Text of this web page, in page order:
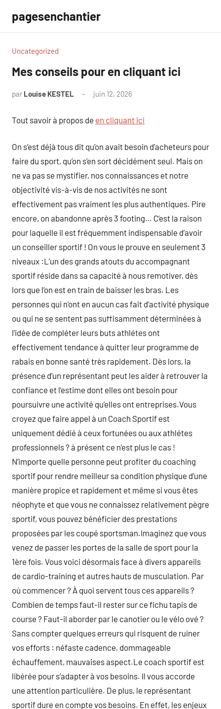
contenu
pagesenchantier
Uncategorized
Mes conseils pour en cliquant ici
par Louise KESTEL juin 12, 2026
Tout savoir à propos de en cliquant ici
On s’est déjà tous dit qu’on avait besoin d’acheteurs pour
faire du sport, qu’on s’en sort décidément seul. Mais on
ne va pas se mystifier, nos connaissances et notre
objectivité vis-à-vis de nos activités ne sont
effectivement pas vraiment les plus authentiques. Pire
encore, on abandonne après 3 footing… C’est la raison
pour laquelle il est fréquemment indispensable d’avoir
un conseiller sportif ! On vous le prouve en seulement 3
niveaux :L’un des grands atouts du accompagnant
sportif réside dans sa capacité à nous remotiver, dès
lors que l’on est en train de baisser les bras. Les
personnes qui n’ont en aucun cas fait d’activité physique
ou qui ne se sentent pas suffisamment déterminées à
l’idée de compléter leurs buts athlétes ont
effectivement tendance à quitter leur programme de
rabais en bonne santé très rapidement. Dès lors, la
présence d’un représentant peut les aider à retrouver la
confiance et l’estime dont elles ont besoin pour
poursuivre une activité qu’elles ont entreprises.Vous
croyez que faire appel à un Coach Sportif est
uniquement dédié à ceux fortunées ou aux athlétes
professionnels ? à présent ce n’est plus le cas !
N’importe quelle personne peut profiter du coaching
sportif pour rendre meilleur sa condition physique d’une
manière propice et rapidement et même si vous êtes
néophyte et que vous ne connaissez relativement pègre
sportif, vous pouvez bénéficier des prestations
proposées par les coupé sportsman.Imaginez que vous
venez de passer les portes de la salle de sport pour la
1ère fois. Vous voici désormais face à divers appareils
de cardio-training et autres hauts de musculation. Par
où commencer ? À quoi servent tous ces appareils ?
Combien de temps faut-il rester sur ce fichu tapis de
course ? Faut-il aborder par le canotier ou le vélo ové ?
Sans compter quelques erreurs qui risquent de ruiner
vos efforts : néfaste cadence, dommageable
échauffement, mauvaises aspect.Le coach sportif est
libérée pour s’adapter à vos besoins. Il vous accorde
une attention particulière. De plus, le représentant
sportif dure en compte vos besoins. En effet, les enjeux